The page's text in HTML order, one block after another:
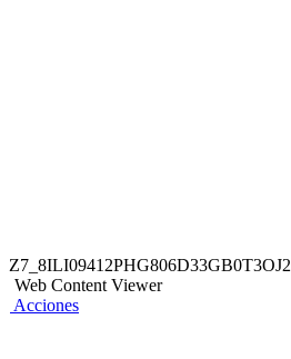
Z7_8ILI09412PHG806D33GB0T3OJ2
Web Content Viewer
Acciones